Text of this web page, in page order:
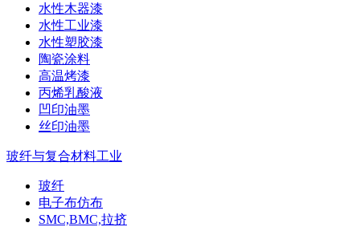
水性木器漆
水性工业漆
水性塑胶漆
陶瓷涂料
高温烤漆
丙烯乳酸液
凹印油墨
丝印油墨
玻纤与复合材料工业
玻纤
电子布仿布
SMC,BMC,拉挤